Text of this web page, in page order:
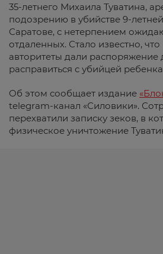
35-летнего Михаила Туватина,
подозрению в убийстве 9-
Саратове, с нетерпением
отдаленных. Стало известно,
авторитеты дали распоряжение
расправиться с убийцей
Об этом сообщает издание
telegram-канал «Силовики».
перехватили записку зеков, в
физическое уничтожение